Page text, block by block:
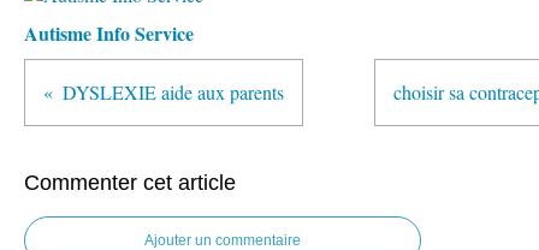
Autisme Info Service
DYSLEXIE aide aux parents choisir sa
Commenter cet article
Ajouter un commentaire